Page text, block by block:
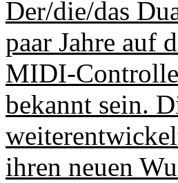
Der/die/das
paar Jahre auf
MIDI-
bekannt sein.
ihren neuen